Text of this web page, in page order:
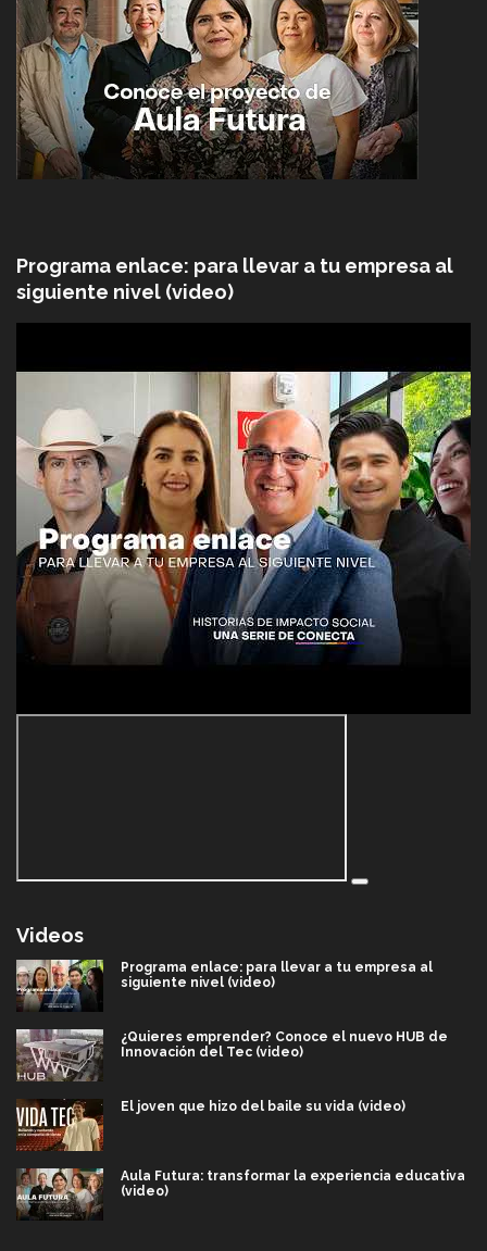
Programa enlace: para llevar a tu empresa al
siguiente nivel (video)
Videos
Programa enlace: para llevar a tu empresa al
siguiente nivel (video)
¿Quieres emprender? Conoce el nuevo HUB de
Innovación del Tec (video)
El joven que hizo del baile su vida (video)
Aula Futura: transformar la experiencia educativa
(video)